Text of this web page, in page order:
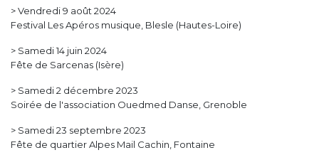
> Vendredi 9 août 2024
Festival Les Apéros musique, Blesle (Hautes-Loire)
> Samedi 14 juin 2024
Fête de Sarcenas (Isère)
> Samedi 2 décembre 2023
Soirée de l'association Ouedmed Danse, Grenoble
> Samedi 23 septembre 2023
Fête de quartier Alpes Mail Cachin, Fontaine